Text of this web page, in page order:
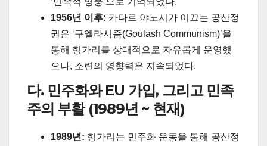
1956년 이후: 카다르 야노시가 이끄는 공산정
권은 ‘구엘라시즘(Goulash Communism)’을
통해 헝가리를 상대적으로 자유롭게 운영했
으나, 소련의 영향력은 지속되었다.
다. 민주화와 EU 가입, 그리고 민족
주의 부활 (1989년 ~ 현재)
1989년: 헝가리는 민주화 운동을 통해 공산정